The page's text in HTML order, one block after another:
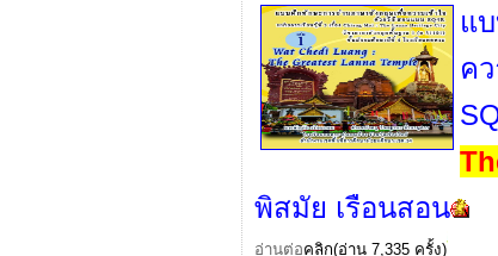
แ
ค
พิสมัย เรือนสอน
อ่านต่อคลิก(อ่าน 7,335 ครั้ง)